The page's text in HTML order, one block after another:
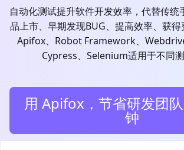
自动化测试提升软件开发效率，代替传统
品上市、早期发现BUG、提高效率、获
Apifox、Robot Framework、
Cypress、Selenium适用于不同测
用 Apifox，节省研发团
钟